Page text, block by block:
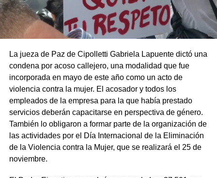
La jueza de Paz de Cipolletti Gabriela Lapuente dictó una
condena por acoso callejero, una modalidad que fue
incorporada en mayo de este año como un acto de
violencia contra la mujer. El acosador y todos los
empleados de la empresa para la que había prestado
servicios deberán capacitarse en perspectiva de género.
También lo obligaron a formar parte de la organización de
las actividades por el Día Internacional de la Eliminación
de la Violencia contra la Mujer, que se realizará el 25 de
noviembre.